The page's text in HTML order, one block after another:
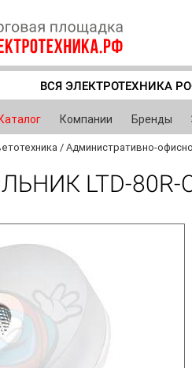
ВСЯ ЭЛЕКТРОТЕХНИКА
Каталог Компании Бренды
/ Административно-
LTD-80R-